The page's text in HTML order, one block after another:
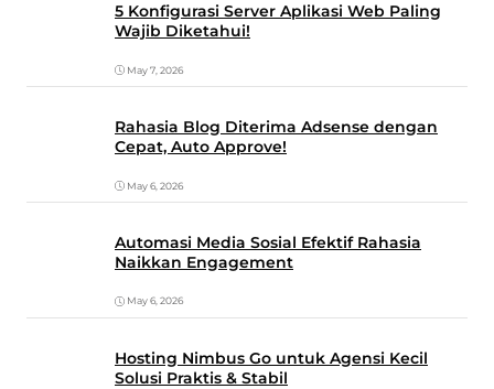
5 Konfigurasi Server Aplikasi Web Paling
Wajib Diketahui!
May 7, 2026
Rahasia Blog Diterima Adsense dengan
Cepat, Auto Approve!
May 6, 2026
Automasi Media Sosial Efektif Rahasia
Naikkan Engagement
May 6, 2026
Hosting Nimbus Go untuk Agensi Kecil
Solusi Praktis & Stabil